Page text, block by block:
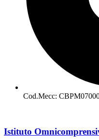
Cod.Mecc:
Istituto